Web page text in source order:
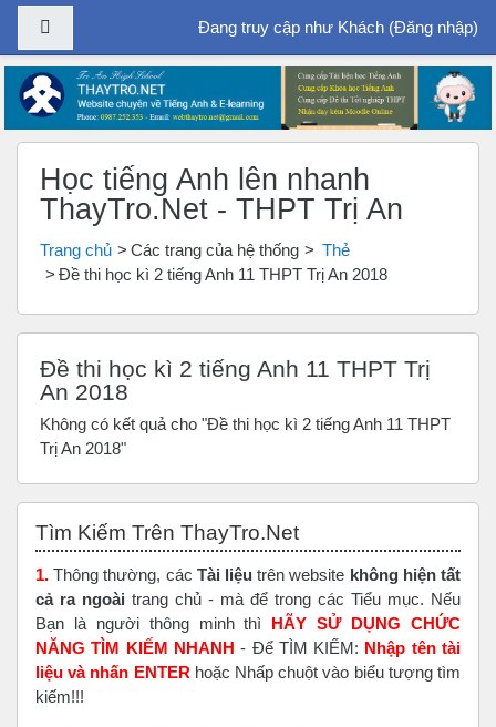
Chuyển tới nội dung chính
Bảng điều khiển cạnhĐang truy cập như Khách (Đăng nhập)
Học tiếng Anh lên nhanh
ThayTro.Net - THPT Trị An
Trang chủ Các trang của hệ thống
Thẻ
Đề thi học kì 2 tiếng Anh 11 THPT Trị An 2018
Đề thi học kì 2 tiếng Anh 11 THPT Trị
An 2018
Không có kết quả cho "Đề thi học kì 2 tiếng Anh 11 THPT
Trị An 2018"
Tìm Kiếm Trên ThayTro.Net
1. Thông thường, các Tài liệu trên website không hiện tất
cả ra ngoài trang chủ - mà để trong các Tiểu mục. Nếu
Bạn là người thông minh thì HÃY SỬ DỤNG CHỨC
NĂNG TÌM KIẾM NHANH - Để TÌM KIẾM: Nhập tên tài
liệu và nhấn ENTER hoặc Nhấp chuột vào biểu tượng tìm
kiếm!!!